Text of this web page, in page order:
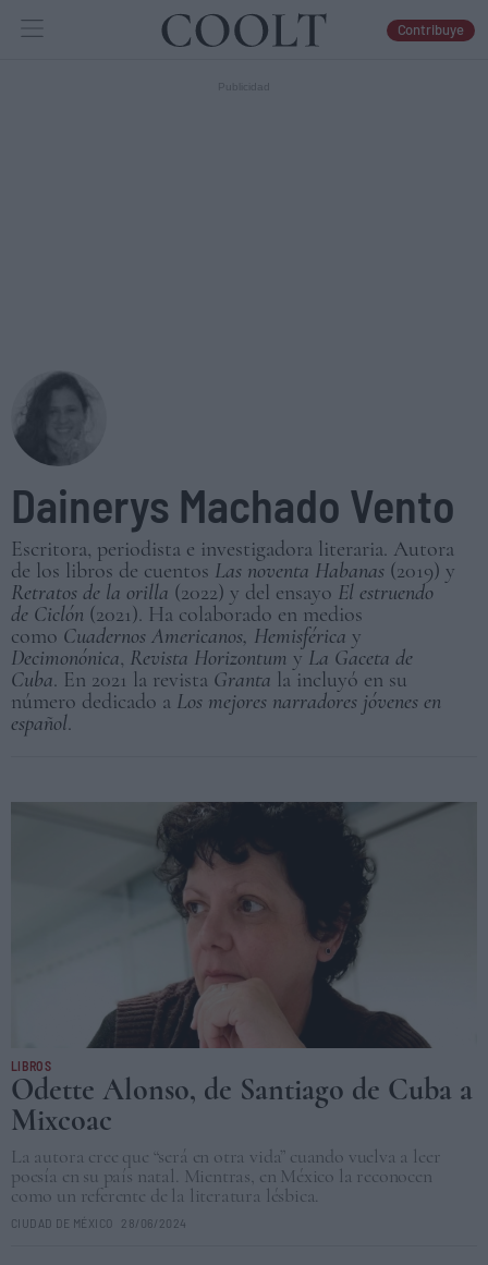
IDEAS
Contribuye
Dainerys Machado Vento
Escritora, periodista e investigadora literaria. Autora
de los libros de cuentos Las noventa Habanas (2019) y
Retratos de la orilla (2022) y del ensayo El estruendo
de Ciclón (2021). Ha colaborado en medios
como Cuadernos Americanos, Hemisférica y
Decimonónica, Revista Horizontum y La Gaceta de
Cuba. En 2021 la revista Granta la incluyó en su
número dedicado a Los mejores narradores jóvenes en
español.
LIBROS
Odette Alonso, de Santiago de Cuba a
Mixcoac
La autora cree que “será en otra vida” cuando vuelva a leer
poesía en su país natal. Mientras, en México la reconocen
como un referente de la literatura lésbica.
CIUDAD DE MÉXICO 28/06/2024